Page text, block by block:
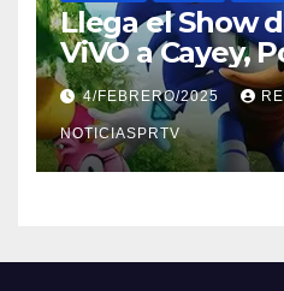
Llega el Show
ViVO a Cayey,
Barceloneta y
Relojes gratis
compre
4/FEBRERO/2025
NOTICIASPRTV